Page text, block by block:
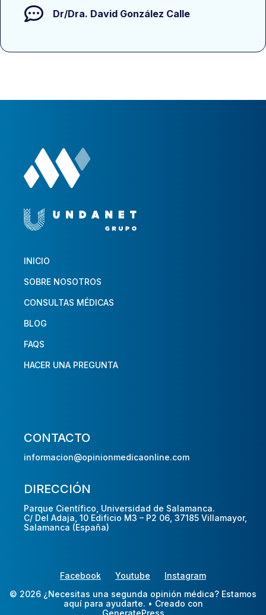
Dr/Dra. David González Calle
INICIO
SOBRE NOSOTROS
CONSULTAS MÉDICAS
BLOG
FAQS
HACER UNA PREGUNTA
CONTACTO
informacion@opinionmedicaonline.com
DIRECCIÓN
Parque Científico, Universidad de Salamanca.
C/ Del Adaja, 10 Edificio M3 – P2 06, 37185 Villamayor,
Salamanca (España)
Facebook Youtube
Instagram
© 2026 ¿Necesitas una segunda opinión médica? Estamos
aquí para ayudarte. • Creado con
GeneratePress